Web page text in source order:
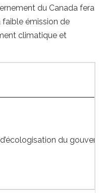
du Canada fera
émission de
climatique et
d’écologisation du